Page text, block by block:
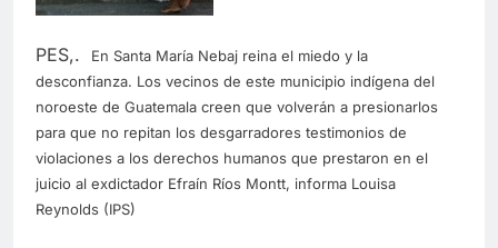
PES,.
En Santa María Nebaj reina el miedo y la
desconfianza. Los vecinos de este municipio indígena del
noroeste de Guatemala creen que volverán a presionarlos
para que no repitan los desgarradores testimonios de
violaciones a los derechos humanos que prestaron en el
juicio al exdictador Efraín Ríos Montt, informa Louisa
Reynolds (IPS)